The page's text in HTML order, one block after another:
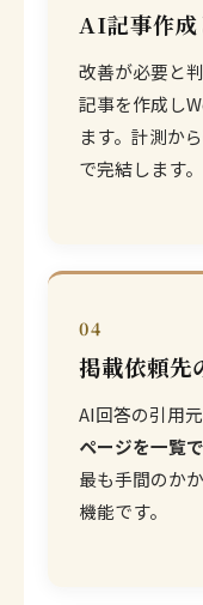
AI記事作
改善が必要と
記事を作成し
ます。計測か
で完結します。
04
掲載依頼先
AI回答の引用
ページを一覧
最も手間のか
機能です。